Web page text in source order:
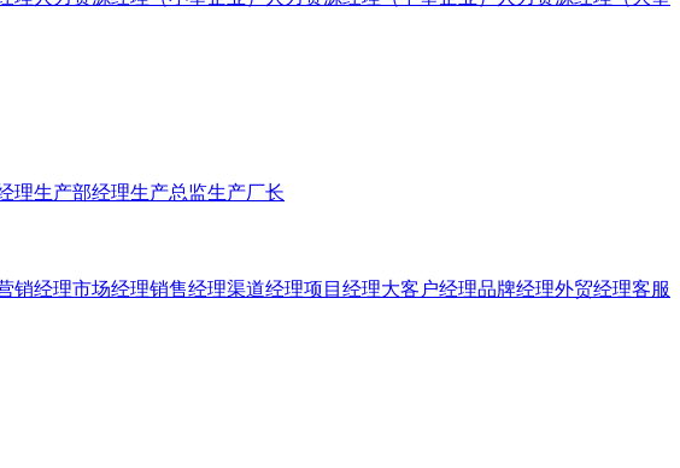
理生产部经理生产总监生产厂长
销经理市场经理销售经理渠道经理项目经理大客户经理品牌经理外贸经理客服